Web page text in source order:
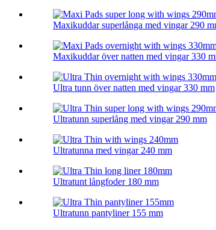
Maxikuddar superlånga med vingar 290
Maxikuddar över natten med vingar 330
Ultra tunn över natten med vingar 330 mm
Ultratunn superlång med vingar 290 mm
Ultratunna med vingar 240 mm
Ultratunt långfoder 180 mm
Ultratunn pantyliner 155 mm